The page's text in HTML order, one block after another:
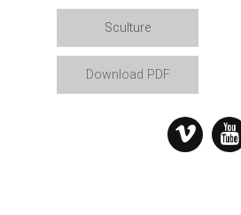
Sculture
Download PDF